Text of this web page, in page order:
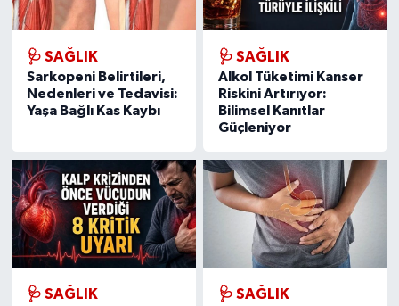
🩺 SAĞLIK
Sarkopeni Belirtileri,
Nedenleri ve Tedavisi:
Yaşa Bağlı Kas Kaybı
🩺 SAĞLIK
Alkol Tüketimi Kanser
Riskini Artırıyor:
Bilimsel Kanıtlar
Güçleniyor
🩺 SAĞLIK 🩺 SAĞLIK